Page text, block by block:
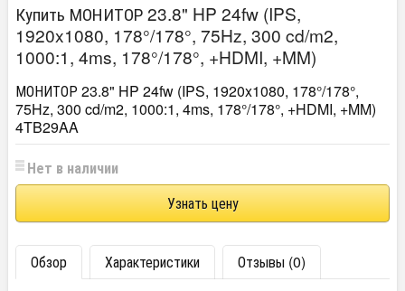
Купить МОНИТОР 23.8" HP 24fw (IPS,
1920x1080, 178°/178°, 75Hz, 300 cd/m2,
1000:1, 4ms, 178°/178°, +HDMI, +MM)
МОНИТОР 23.8" HP 24fw (IPS, 1920x1080, 178°/178°,
75Hz, 300 cd/m2, 1000:1, 4ms, 178°/178°, +HDMI, +MM)
4TB29AA
Нет в наличии
Узнать цену
Обзор Характеристики Отзывы (0)